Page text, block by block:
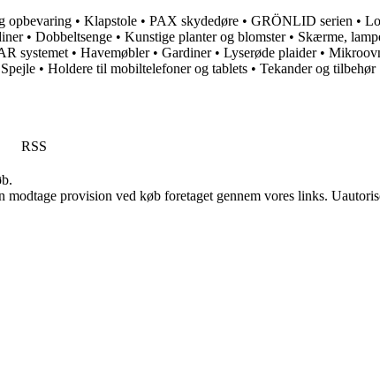
opbevaring • Klapstole • PAX skydedøre • GRÖNLID serien •
• Dobbeltsenge • Kunstige planter og blomster• Skærme,
systemet• Havemøbler• Gardiner• Lyserøde plaider•
Spejle • Holdere til mobiltelefoner og tablets • Tekander og tilbehør
RSS
provision ved køb foretaget gennem vores links.